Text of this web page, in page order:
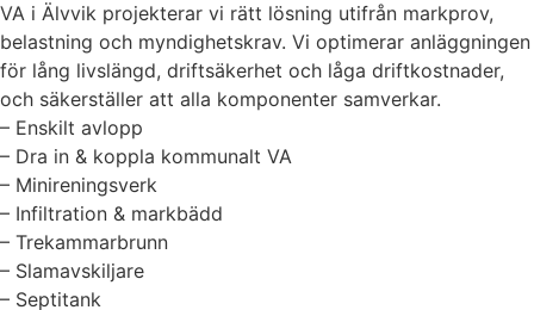
VA i Älvvik projekterar vi rätt lösning utifrån markprov,
belastning och myndighetskrav. Vi optimerar anläggningen
för lång livslängd, driftsäkerhet och låga driftkostnader,
och säkerställer att alla komponenter samverkar.
– Enskilt avlopp
– Dra in & koppla kommunalt VA
– Minireningsverk
– Infiltration & markbädd
– Trekammarbrunn
– Slamavskiljare
– Septitank